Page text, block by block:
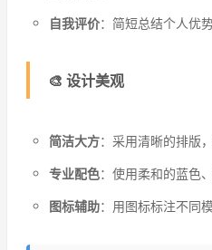
自我评价：简短总结个人优
🎨 设计美观
简洁大方：采用清晰的排版
专业配色：使用柔和的蓝色
图标辅助：用图标标注不同